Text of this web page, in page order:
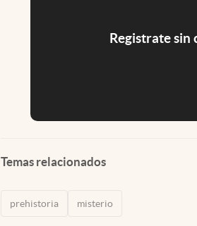
Registrate sin
Temas relacionados
prehistoria misterio